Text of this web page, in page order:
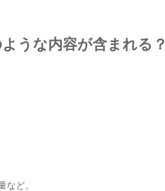
うな内容が含まれる？
など。